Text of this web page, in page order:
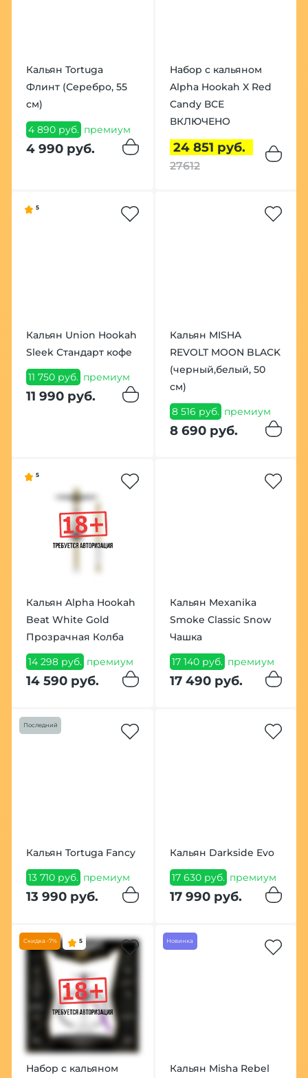
Кальян Tortuga
Флинт (Серебро, 55
см)
4 890 руб. премиум
4 990 руб.
Набор с кальяном
Alpha Hookah X Red
Candy ВСЕ
ВКЛЮЧЕНО
24 851 руб.
27612
5
Кальян Union Hookah
Sleek Стандарт кофе
11 750 руб. премиум
11 990 руб.
Кальян MISHA
REVOLT MOON BLACK
(черный,белый, 50
см)
8 516 руб. премиум
8 690 руб.
5
Кальян Alpha Hookah
Beat White Gold
Прозрачная Колба
14 298 руб. премиум
14 590 руб.
Кальян Mexanika
Smoke Classic Snow
Чашка
17 140 руб. премиум
17 490 руб.
Последний
Кальян Tortuga Fancy
13 710 руб. премиум
13 990 руб.
Кальян Darkside Evo
17 630 руб. премиум
17 990 руб.
Скидка -7% 5
Набор с кальяном
Новинка
Кальян Misha Rebel